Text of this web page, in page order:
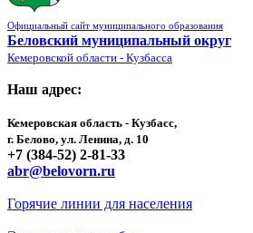
Официальный сайт муниципального образования
Беловский муниципальный округ
Кемеровской области - Кузбасса
Наш адрес:
Кемеровская область - Кузбасс,
г. Белово, ул. Ленина, д. 10
+7 (384-52) 2-81-33
abr@belovorn.ru
Горячие линии для населения